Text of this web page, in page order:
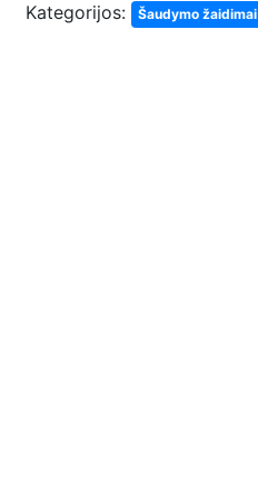
Kategorijos:
Šaudymo žaidimai